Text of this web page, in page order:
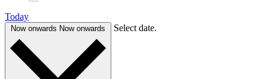
Today
Now onwards Now onwards Select date.